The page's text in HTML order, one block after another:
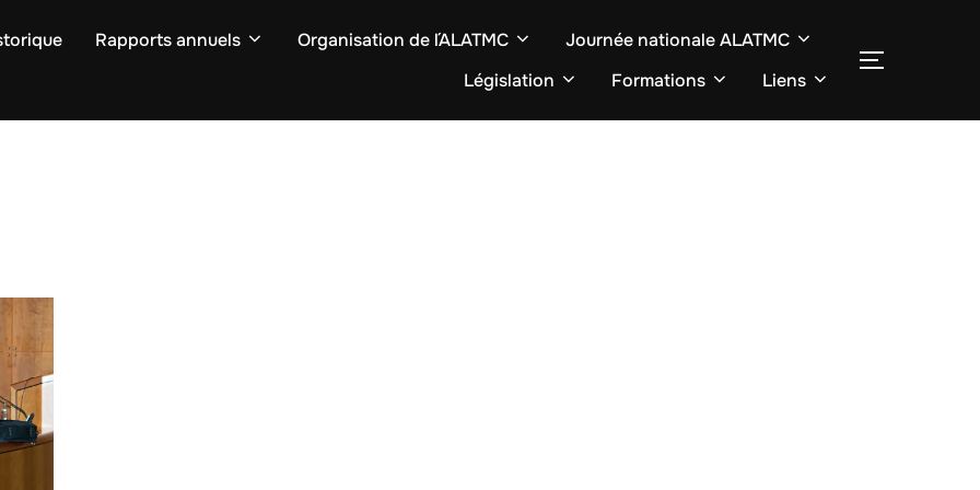
Rapports annuels Organisation de l´ALATMC
Journée nationale ALATMC
Législation
Formations Liens